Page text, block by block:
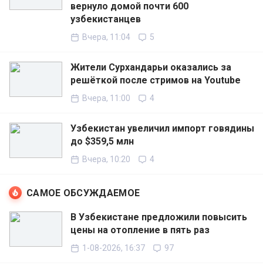
вернуло домой почти 600
узбекистанцев
Вчера, 11:04 5
Жители Сурхандарьи оказались за
решёткой после стримов на Youtube
Вчера, 11:00 4
Узбекистан увеличил импорт говядины
до $359,5 млн
Вчера, 10:20 4
САМОЕ ОБСУЖДАЕМОЕ
В Узбекистане предложили повысить
цены на отопление в пять раз
1-08-2026, 16:37 97